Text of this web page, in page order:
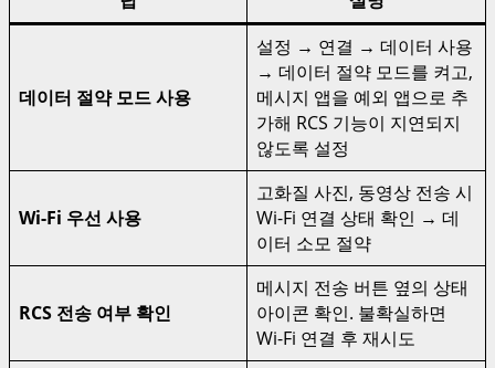
데이터 절약 모드 사용
설정 → 연결 → 데이터 사용
→ 데이터 절약 모드를 켜고,
메시지 앱을 예외 앱으로 추
가해 RCS 기능이 지연되지
않도록 설정
Wi-Fi 우선 사용
고화질 사진, 동영상 전송 시
Wi-Fi 연결 상태 확인 → 데
이터 소모 절약
RCS 전송 여부 확인
메시지 전송 버튼 옆의 상태
아이콘 확인. 불확실하면
Wi-Fi 연결 후 재시도